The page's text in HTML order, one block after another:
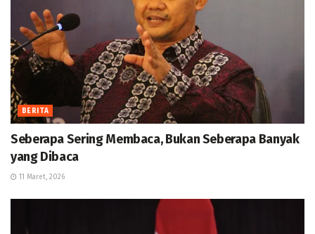
BERITA
Seberapa Sering Membaca, Bukan Seberapa Banyak
yang Dibaca
11 Maret, 2026